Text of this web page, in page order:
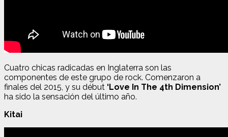
Cuatro chicas radicadas en Inglaterra son las
componentes de este grupo de rock. Comenzaron a
finales del 2015, y su début ‘Love In The 4th Dimension’
ha sido la sensación del último año.
Kitai